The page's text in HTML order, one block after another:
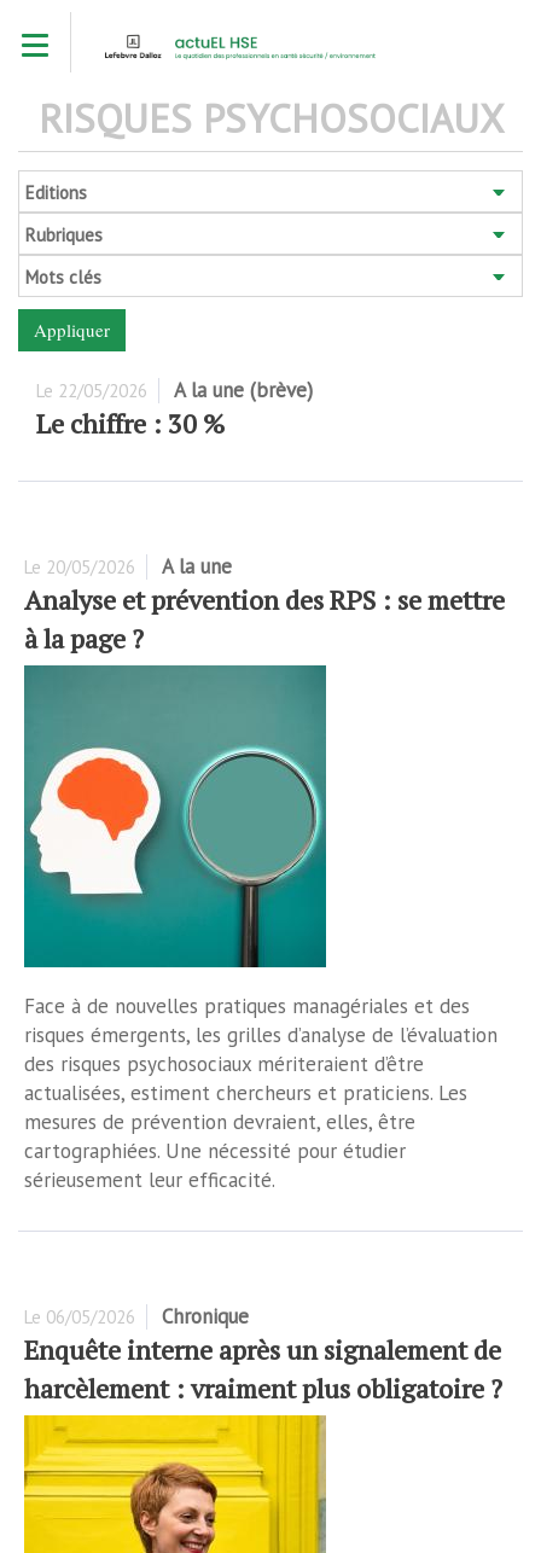
contenu
RISQUES PSYCHOSOCIAUX
Editions
Rubriques
Mots clés
Le 22/05/2026 A la une (brève)
Le chiffre : 30 %
Le 20/05/2026 A la une
Analyse et prévention des RPS : se mettre
à la page ?
Face à de nouvelles pratiques managériales et des
risques émergents, les grilles d’analyse de l’évaluation
des risques psychosociaux mériteraient d’être
actualisées, estiment chercheurs et praticiens. Les
mesures de prévention devraient, elles, être
cartographiées. Une nécessité pour étudier
sérieusement leur efficacité.
Le 06/05/2026 Chronique
Enquête interne après un signalement de
harcèlement : vraiment plus obligatoire ?